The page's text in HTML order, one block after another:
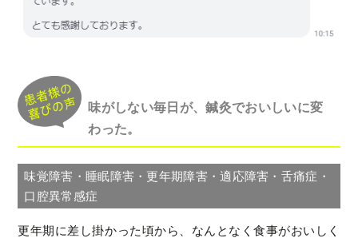
味がしない毎日が、鍼灸でおいしいに変
わった。
味覚障害・睡眠障害・更年期障害・適応障害・舌痛症・
口腔異常感症
更年期に差し掛かった頃から、なんとなく食事がおいしく